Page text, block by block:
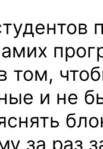
том,
и не
за раз